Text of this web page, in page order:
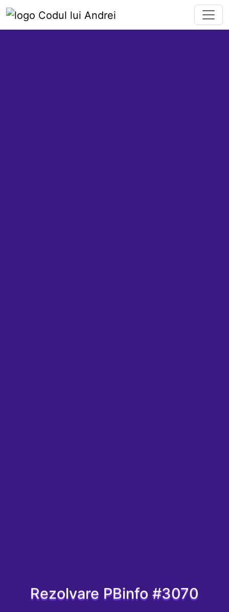
Rezolvare PBinfo #3070